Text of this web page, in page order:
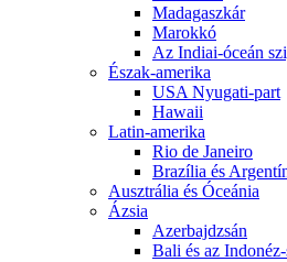
Madagaszkár
Marokkó
Az Indiai-óceán
Észak-amerika
USA Nyugati-part
Hawaii
Latin-amerika
Rio de Janeiro
Brazília és
Ausztrália és Óceánia
Ázsia
Azerbajdzsán
Bali és az